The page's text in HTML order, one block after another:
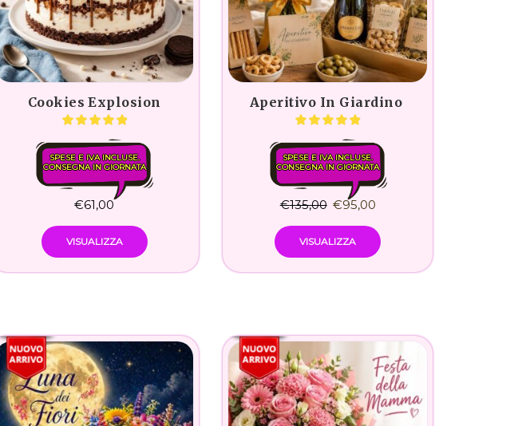
Cookies Explosion
SPESE E IVA INCLUSE.
CONSEGNA IN GIORNATA
€61,00
VISUALIZZA
Aperitivo In Giardino
SPESE E IVA INCLUSE.
CONSEGNA IN GIORNATA
€135,00 €95,00
VISUALIZZA